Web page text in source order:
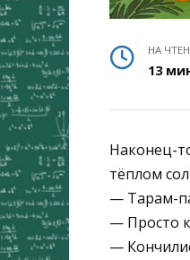
НА
13
Наконец-
тёплом
— Тарам-
— Просто
—